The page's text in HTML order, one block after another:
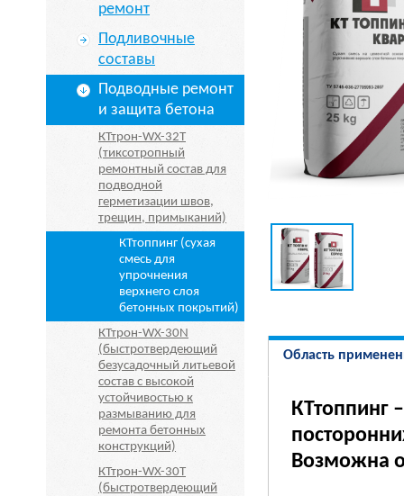
ремонт
Подливочные
составы
Подводные ремонт
и защита бетона
КТтрон-WX-32T
(тиксотропный
ремонтный состав для
подводной
герметизации швов,
трещин, примыканий)
КТтоппинг (сухая
смесь для
упрочнения
верхнего слоя
бетонных покрытий)
КТтрон-WX-30N
(быстротвердеющий
безусадочный литьевой
состав с высокой
устойчивостью к
размыванию для
ремонта бетонных
конструкций)
КТтрон-WX-30T
(быстротвердеющий
Область
КТтоппинг
Возможна